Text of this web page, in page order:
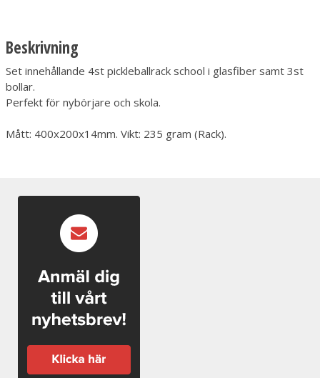
Beskrivning
Set innehållande 4st pickleballrack school i glasfiber samt 3st
bollar.
Perfekt för nybörjare och skola.
Mått: 400x200x14mm. Vikt: 235 gram (Rack).